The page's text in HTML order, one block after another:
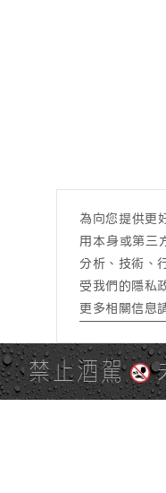
禁止酒駕
為向您提供更
用本身或第三
分析、技術、
受我們的隱私
更多相關信息